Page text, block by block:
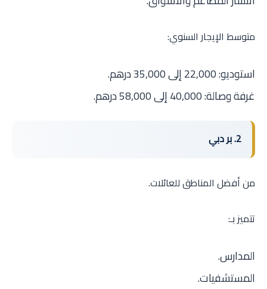
متوسط الإيجار السنوي:
استوديو: 22,000 إلى 35,000 درهم.
غرفة وصالة: 40,000 إلى 58,000 درهم.
2. بر دبي
من أفضل المناطق للعائلات.
تتميز بـ:
المدارس.
المستشفيات.